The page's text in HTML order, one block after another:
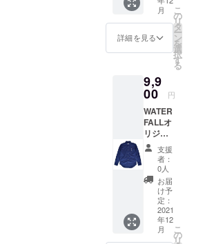
のでか
なりレ
アにな
りま
と、そ
のまま
赤色に
なるこ
ともご
了承下
さい。
※商品は
2022年
1月上
旬〜
2022年
1月中旬
頃発送
ありま
す。多
くの方
にリ
と幸い
です。
現在、
売って
いるの
は写真
の赤色
ですが
CAMPF
IRE限定
色に変
える予
定で
す。な
のでか
フェス
では冷
え込み
対策に
人気の
国産生
地の
「綿ブ
ロー
ド」は
適度な
光沢と
ハリ
感・強
度を兼
ね備
え、カ
ジュア
ルとビ
ジネス
月
詳細を見る
こ
の
リ
タ
ー
ン
を
選
択
す
る
9,9
00 円
WATER
FALLオ
リジナ
ル商
品。フ
ジロッ
クなど
山で
キャン
プを張
る夏
フェス
支援
者：
0人
お届
け予
定：
2021
年12
月
こ
の
リ